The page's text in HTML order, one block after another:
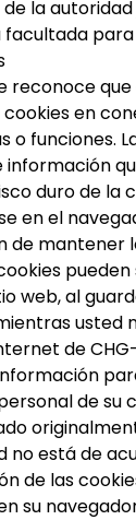
la autoridad
para
reconoce
en
funciones.
duro de la
en el
de mantener
web, al
usted
de
de su
no está de
de las
su